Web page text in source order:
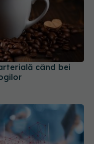
când bei